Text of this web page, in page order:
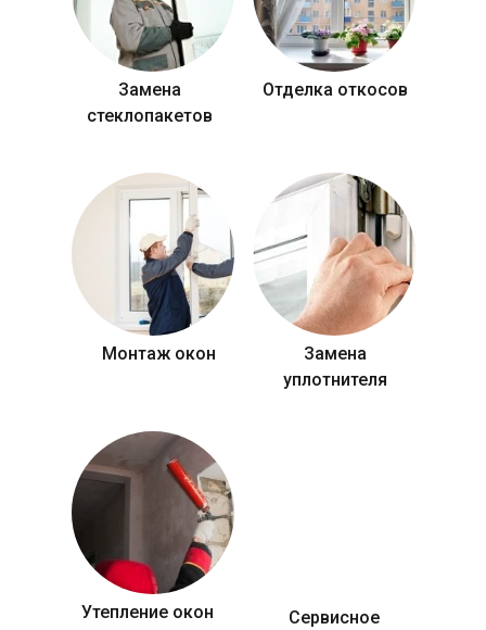
Замена
стеклопакетов
Отделка откосов
Монтаж окон
Замена
уплотнителя
Утепление окон
Сервисное